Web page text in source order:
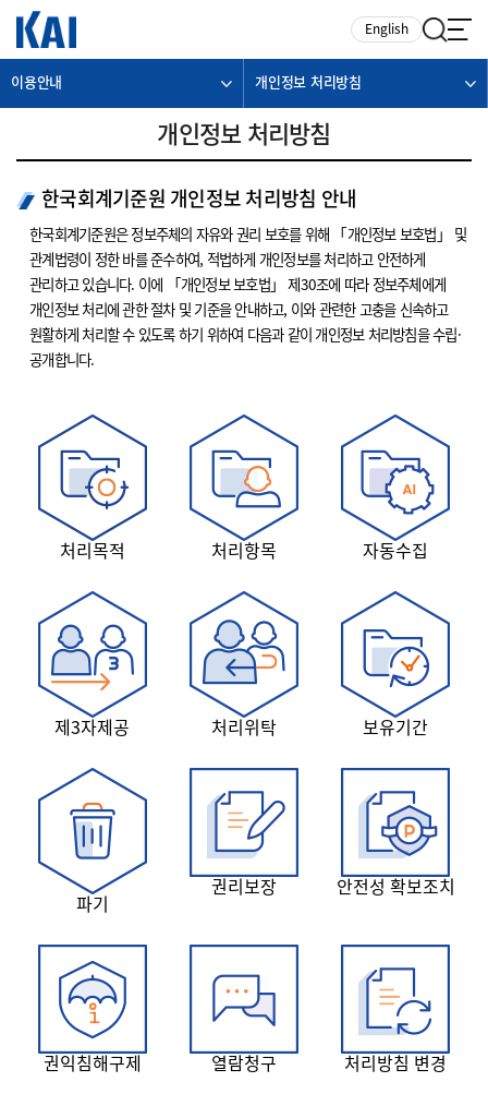
English
이용안내 개인정보 처리방침
개인정보 처리방침
한국회계기준원 개인정보 처리방침 안내
한국회계기준원은 정보주체의 자유와 권리 보호를 위해 「개인정보 보호법」 및
관계법령이 정한 바를 준수하여, 적법하게 개인정보를 처리하고 안전하게
관리하고 있습니다. 이에 「개인정보 보호법」 제30조에 따라 정보주체에게
개인정보 처리에 관한 절차 및 기준을 안내하고, 이와 관련한 고충을 신속하고
원활하게 처리할 수 있도록 하기 위하여 다음과 같이 개인정보 처리방침을 수립·
공개합니다.
처리목적 처리항목 자동수집
제3자제공 처리위탁 보유기간
파기
권리보장 안전성 확보조치
권익침해구제 열람청구 처리방침 변경